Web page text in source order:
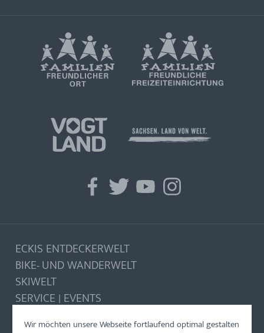
facebooktwitteryoutubeinstagram
ECKIS ENTDECKERWELT
BIKE- UND WANDERWELT
SKIWELT
SERVICE | EVENTS
Wir möchten unsere Webseite fortlaufend optimal gestalten